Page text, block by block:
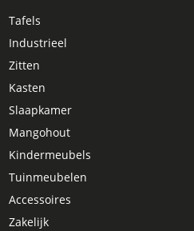
Tafels
Industrieel
Zitten
Kasten
Slaapkamer
Mangohout
Kindermeubels
Tuinmeubelen
Accessoires
Zakelijk